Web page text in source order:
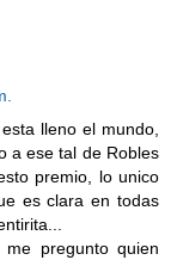
lleno el mundo,
a ese tal de Robles
premio, lo unico
es clara en todas
pregunto quien